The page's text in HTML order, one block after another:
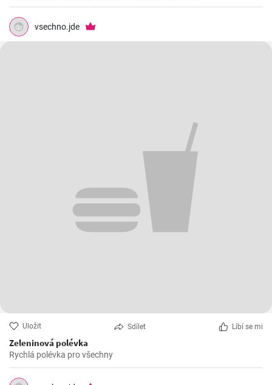
vsechno.jde
Uložit Sdílet Líbí se mi
Zeleninová polévka
Rychlá polévka pro všechny